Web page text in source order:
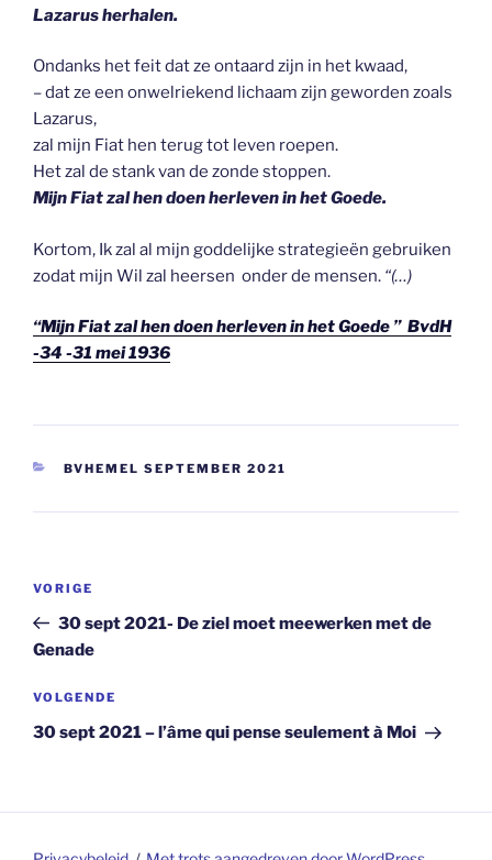
Lazarus herhalen.
Ondanks het feit dat ze ontaard zijn in het kwaad,
– dat ze een onwelriekend lichaam zijn geworden zoals
Lazarus,
zal mijn Fiat hen terug tot leven roepen.
Het zal de stank van de zonde stoppen.
Mijn Fiat zal hen doen herleven in het Goede.
Kortom, Ik zal al mijn goddelijke strategieën gebruiken
zodat mijn Wil zal heersen onder de mensen. “(…)
“Mijn Fiat zal hen doen herleven in het Goede ” BvdH
-34 -31 mei 1936
CATEGORIEËN
BVHEMEL SEPTEMBER 2021
Vorig
bericht
VORIGE
30 sept 2021- De ziel moet meewerken met de
Genade
Volgend
bericht
VOLGENDE
30 sept 2021 – l’âme qui pense seulement à Moi